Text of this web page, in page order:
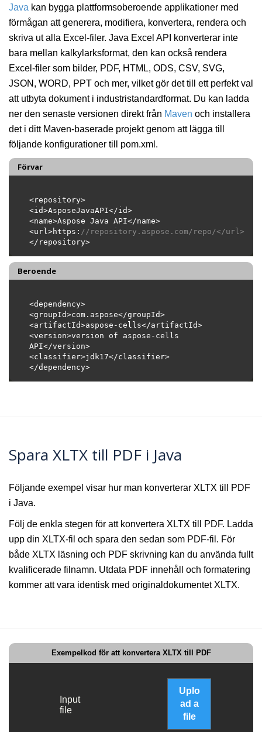
Java kan bygga plattformsoberoende applikationer med
förmågan att generera, modifiera, konvertera, rendera och
skriva ut alla Excel-filer. Java Excel API konverterar inte
bara mellan kalkylarksformat, den kan också rendera
Excel-filer som bilder, PDF, HTML, ODS, CSV, SVG,
JSON, WORD, PPT och mer, vilket gör det till ett perfekt val
att utbyta dokument i industristandardformat. Du kan ladda
ner den senaste versionen direkt från Maven och installera
det i ditt Maven-baserade projekt genom att lägga till
följande konfigurationer till pom.xml.
Förvar
<url>https: //repository.aspose.com/repo/</url>
Beroende
<version>version of aspose-cells
Spara XLTX till PDF i Java
Följande exempel visar hur man konverterar XLTX till PDF
i Java.
Följ de enkla stegen för att konvertera XLTX till PDF. Ladda
upp din XLTX-fil och spara den sedan som PDF-fil. För
både XLTX läsning och PDF skrivning kan du använda fullt
kvalificerade filnamn. Utdata PDF innehåll och formatering
kommer att vara identisk med originaldokumentet XLTX.
Exempelkod för att konvertera XLTX till PDF
Input
file
Uplo
ad a
file